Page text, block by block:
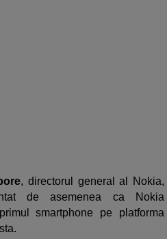
, directorul general al Nokia,
de asemenea ca Nokia
smartphone pe platforma